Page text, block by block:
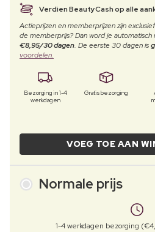
Verdien BeautyCash op alle
Actieprijzen en memberprijzen zijn
de memberprijs? Dan word je
€8,95/30 dagen. De eerste 30 dagen is
voordelen.
Bezorging in 1-4
werkdagen
Gratis bezorging
VOEG TOE AAN
Normale prijs
1-4 werkdagen bezorging